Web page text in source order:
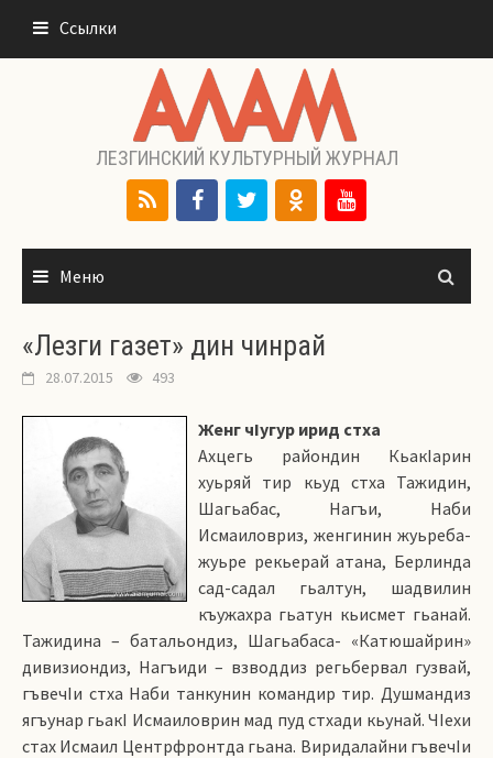
содержимому
Ссылки
ЛЕЗГИНСКИЙ КУЛЬТУРНЫЙ ЖУРНАЛ
Меню
«Лезги газет» дин чинрай
28.07.2015 493
Женг чIугур ирид стха
Ахцегь райондин КьакIарин
хуьряй тир кьуд стха Тажидин,
Шагьабас, Нагъи, Наби
Исмаиловриз, женгинин жуьреба-
жуьре рекьерай атана, Берлинда
сад-садал гьалтун, шадвилин
къужахра гьатун кьисмет гьанай.
Тажидина – батальондиз, Шагьабаса- «Катюшайрин»
дивизиондиз, Нагъиди – взводдиз регьбервал гузвай,
гъвечIи стха Наби танкунин командир тир. Душмандиз
ягъунар гьакI Исмаиловрин мад пуд стхади кьунай. ЧIехи
стах Исмаил Центрфронтда гьана. Виридалайни гъвечIи